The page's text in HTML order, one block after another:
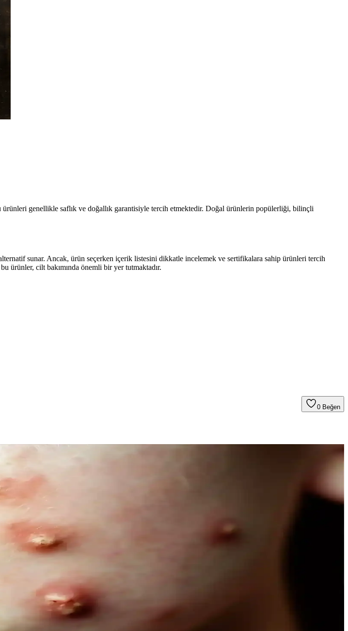
genellikle saflık ve doğallık garantisiyle tercih etmektedir. Doğal ürünlerin popülerliği, bilinçli
sunar. Ancak, ürün seçerken içerik listesini dikkatle incelemek ve sertifikalara sahip ürünleri tercih
ürünler, cilt bakımında önemli bir yer tutmaktadır.
0 Beğen
uygulama ve bakım ipuçlarıyla saçınıza şıklık katın.
Yöntemleri
sağlanıyor. Güncel trendler ve bilimsel araştırmalar, doğallığın güzellikteki önemini vurguluyor.
Ürünleri
ilham alan formülleri ve Palmolive Naturals’in hafif yapısı, çeşitli boyut ve fiyat seçenekleriyle
gözetir ve hassas göz çevresine uygun bakım sağlar.